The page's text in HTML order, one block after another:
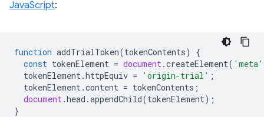
JavaScript:
function addTrialToken(tokenContents)
{
const tokenElement = document .createElement( 'meta'
tokenElement .httpEquiv = 'origin-trial' ;
tokenElement .content = tokenContents ;
document .head .appendChild(tokenElement);
}